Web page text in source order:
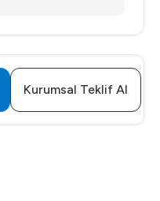
Kurumsal Teklif Al